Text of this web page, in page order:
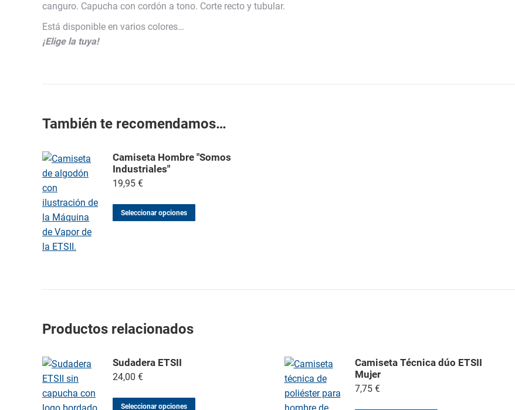
canguro. Capucha con cordón a tono. Corte recto y tubular.
Está disponible en varios colores…
¡Elige la tuya!
También te recomendamos…
Camiseta Hombre "Somos
Industriales"
19,95 €
Seleccionar opciones
Productos relacionados
Sudadera ETSII
24,00 €
Seleccionar opciones
Camiseta Técnica dúo ETSII
Mujer
7,75 €